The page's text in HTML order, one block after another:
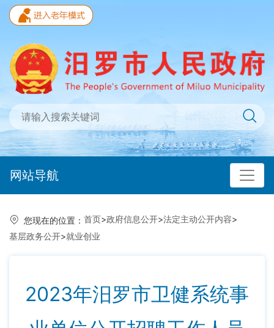
网站导航
您现在的位置： 首页>政府信息公开>法定主动公开内容>
基层政务公开>就业创业
2023年汨罗市卫健系统事